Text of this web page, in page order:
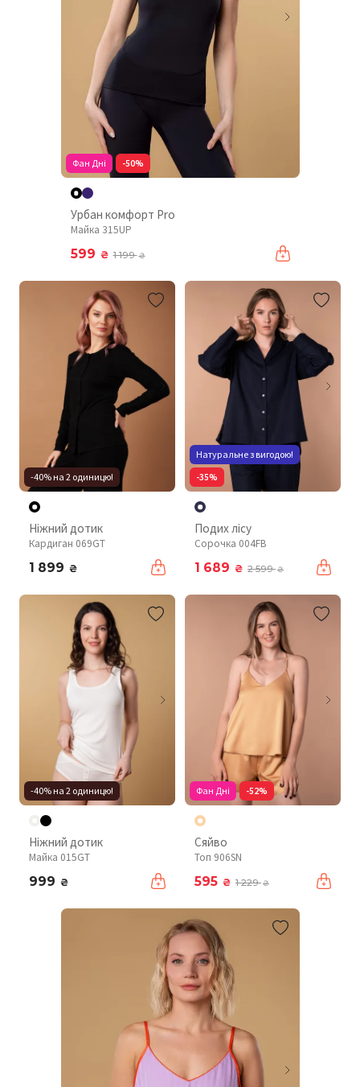
Фан Дні -50%
Урбан комфорт Pro
Майка 315UP
599 ₴ 1 199₴
-40% на 2 одиницю!
Ніжний дотик
Кардиган 069GT
1 899 ₴
Натуральне з вигодою!
-35%
Подих лісу
Сорочка 004FB
1 689 ₴ 2 599₴
-40% на 2 одиницю!
Ніжний дотик
Майка 015GT
999 ₴
Фан Дні -52%
Сяйво
Топ 906SN
595 ₴ 1 229₴